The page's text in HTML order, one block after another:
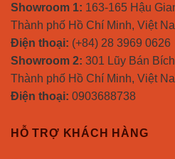
Showroom 1: 163-165 Hậu
Thành phố Hồ Chí Minh, Việt
Điện thoại: (+84) 28 3969 0626
Showroom 2: 301 Lũy Bán
Thành phố Hồ Chí Minh, Việt
Điện thoại: 0903688738
HỖ TRỢ KHÁCH HÀNG